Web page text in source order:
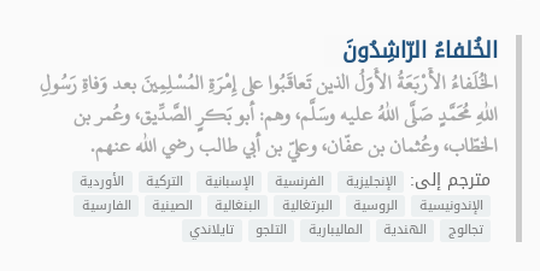
الخُلفاءُ الرّاشِدُونَ
الخُلَفاءُ الأَرْبَعَةُ الأُوَلُ الذين تَعاقَبُوا على إِمْرَةِ المُسْلِمِينَ بعد وَفاةِ رَسُولِ
اللهِ مُحَمَّدٍ صَلَّى اللهُ عليه وسَلَّم، وهم: أبو بَكرٍ الصَّدِّيق، وعُمر بن
الخطّاب، وعُثمان بن عفّان، وعليّ بن أبي طالب رضي الله عنهم.
مترجم إلى: الإنجليزية الفرنسية الإسبانية التركية
الأوردية
الإندونيسية
الروسية البرتغالية البنغالية الصينية
الفارسية
تجالوج
الهندية الماليبارية التلجو تايلاندي